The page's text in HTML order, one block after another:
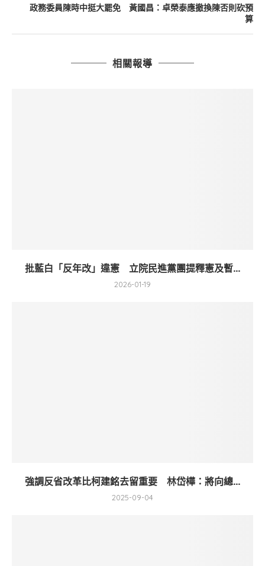
政務委員陳時中挺大罷免 黃國昌：卓榮泰應撤換陳否則砍預
算
相關報導
批藍白「反年改」違憲 立院民進黨團提釋憲及暫...
2026-01-19
強調反省改革比柯建銘去留重要 林岱樺：將向總...
2025-09-04